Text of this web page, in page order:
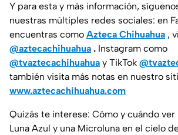
Y para esta y más información,
nuestras múltiples redes sociales: en
encuentras como Azteca Chihuahua ,
@aztecachihuahua . Instagram como
@tvaztecachihuahua y TikTok
también visita más notas en nuestro
www.aztecachihuahua.com
Quizás te interese: Cómo y cuándo ver
Luna Azul y una Microluna en el cielo